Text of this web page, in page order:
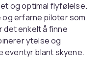
og optimal flyfølelse.
erfarne piloter som
det enkelt å finne
ytelse og
eventyr blant skyene.